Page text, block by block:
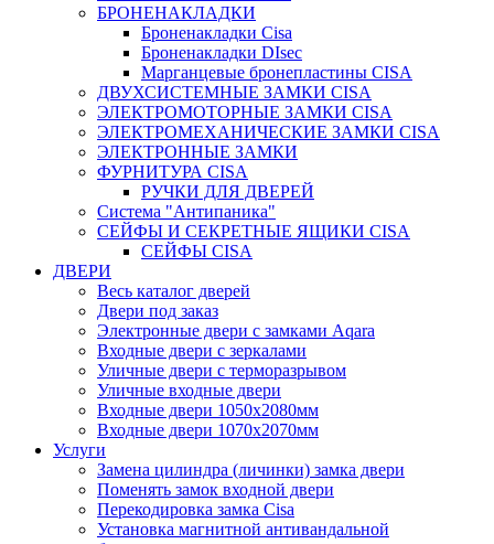
БРОНЕНАКЛАДКИ
Броненакладки Сisa
Броненакладки DIsec
Марганцевые бронепластины CISA
ДВУХСИСТЕМНЫЕ ЗАМКИ CISA
ЭЛЕКТРОМОТОРНЫЕ ЗАМКИ CISA
ЭЛЕКТРОМЕХАНИЧЕСКИЕ ЗАМКИ CISA
ЭЛЕКТРОННЫЕ ЗАМКИ
ФУРНИТУРА CISA
РУЧКИ ДЛЯ ДВЕРЕЙ
Система "Антипаника"
СЕЙФЫ И СЕКРЕТНЫЕ ЯЩИКИ CISA
СЕЙФЫ CISA
ДВЕРИ
Весь каталог дверей
Двери под заказ
Электронные двери с замками Aqara
Входные двери с зеркалами
Уличные двери с терморазрывом
Уличные входные двери
Входные двери 1050х2080мм
Входные двери 1070х2070мм
Услуги
Замена цилиндра (личинки) замка двери
Поменять замок входной двери
Перекодировка замка Cisa
Установка магнитной антивандальной